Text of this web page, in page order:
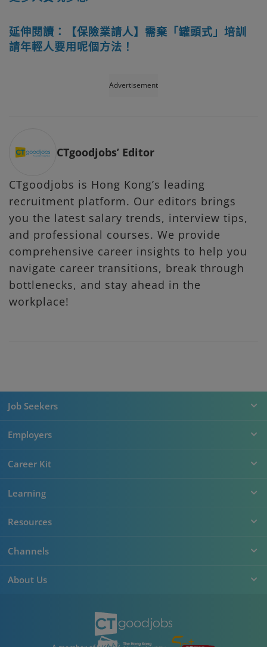
延伸閱讀：【保險業請人】需棄「罐頭式」培訓
請年輕人要用呢個方法！
Advertisement
CTgoodjobs’ Editor
CTgoodjobs is Hong Kong’s leading
recruitment platform. Our editors brings
you the latest salary trends, interview tips,
and professional courses. We provide
comprehensive career insights to help you
navigate career transitions, break through
bottlenecks, and stay ahead in the
workplace!
Job Seekers
Employers
Career Kit
Learning
Resources
Channels
About Us